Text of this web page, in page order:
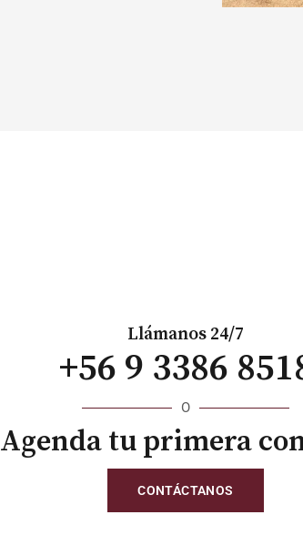
Llámanos 24/7
+56 9 3386
O
Agenda tu primera
CONTÁCTANOS